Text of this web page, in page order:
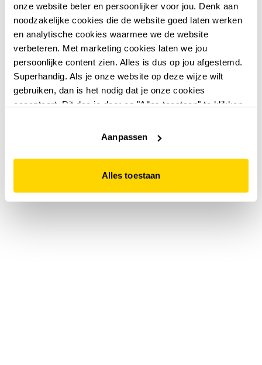
onze website beter en persoonlijker voor jou. Denk aan
noodzakelijke cookies die de website goed laten werken
en analytische cookies waarmee we de website
verbeteren. Met marketing cookies laten we jou
persoonlijke content zien. Alles is dus op jou afgestemd.
Superhandig. Als je onze website op deze wijze wilt
gebruiken, dan is het nodig dat je onze cookies
accepteert. Dit doe je door op "Alles toestaan" te klikken.
website niet optimaal functioneert.
Aanpassen
Alles toestaan